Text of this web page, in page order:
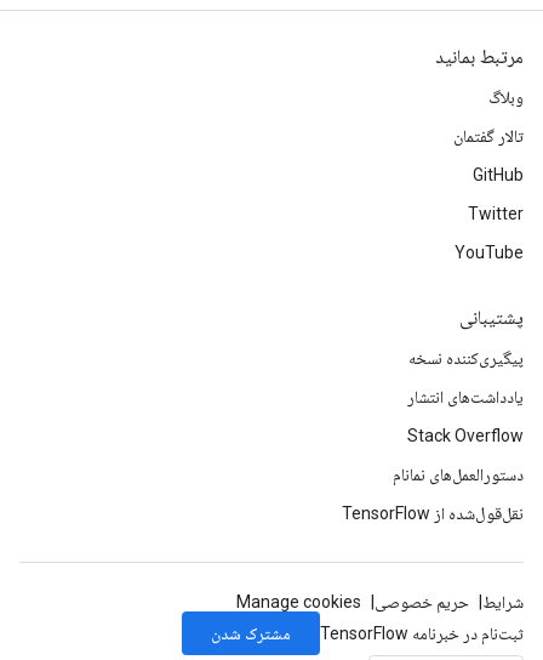
مرتبط بمانید
وبلاگ
تالار گفتمان
GitHub
Twitter
YouTube
پشتیبانی
پیگیری‌کننده نسخه
یادداشت‌های انتشار
Stack Overflow
دستورالعمل‌های نمانام
نقل‌قول‌شده از TensorFlow
شرایط حریم خصوصی
Manage cookies
ثبت‌نام در خبرنامه TensorFlow
مشترک شدن